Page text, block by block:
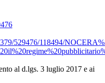
529476/118494/
al d.lgs. 3 luglio 2017 e ai